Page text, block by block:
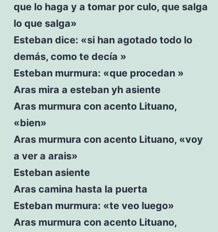
que lo haga y a tomar por culo, que salga
lo que salga»
Esteban dice: «si han agotado todo lo
demás, como te decía »
Esteban murmura: «que procedan »
Aras mira a esteban yh asiente
Aras murmura con acento Lituano,
«bien»
Aras murmura con acento Lituano, «voy
a ver a arais»
Esteban asiente
Aras camina hasta la puerta
Esteban murmura: «te veo luego»
Aras murmura con acento Lituano,